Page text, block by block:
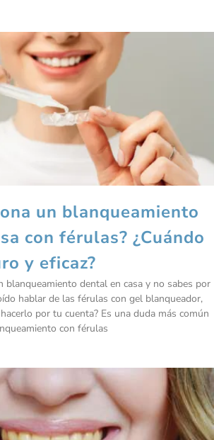
un blanqueamiento
con férulas? ¿Cuándo
y eficaz?
blanqueamiento dental en casa y no sabes por
hablar de las férulas con gel blanqueador,
por tu cuenta? Es una duda más común
con férulas